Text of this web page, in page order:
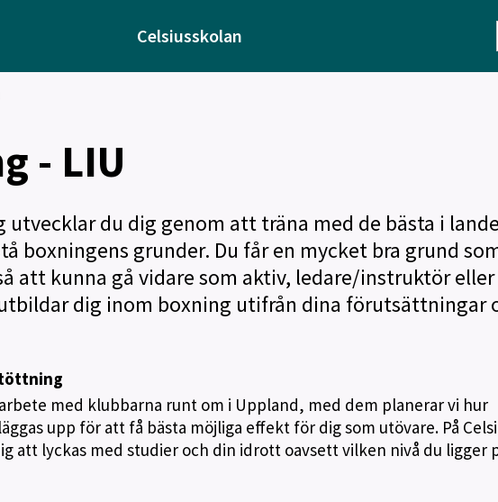
Celsiusskolan
- LIU
utvecklar du dig genom att träna med de bästa i
boxningens grunder. Du får en mycket bra grund
att kunna gå vidare som aktiv, ledare/instruktör eller
dig inom boxning utifrån dina förutsättningar
med klubbarna runt om i Uppland, med dem planerar vi hur
upp för att få bästa möjliga effekt för dig som utövare. På
att lyckas med studier och din idrott oavsett vilken nivå du ligger